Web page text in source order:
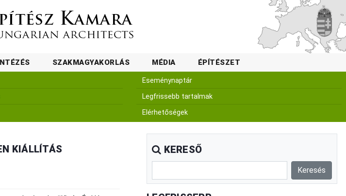
SZAKMAGYAKORLÁS MÉDIA ÉPÍTÉSZET
Eseménynaptár
Legfrissebb tartalmak
Elérhetőségek
KIÁLLÍTÁS
KERESŐ